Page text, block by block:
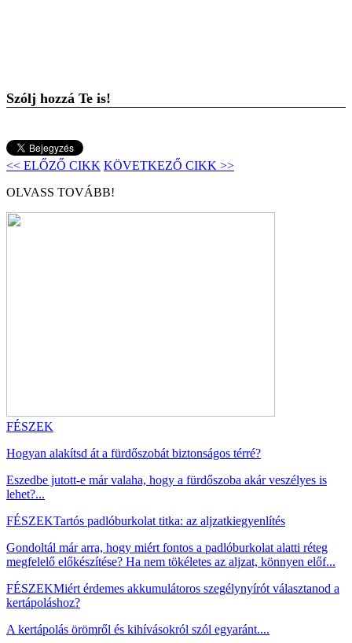
Szólj hozzá Te is!
<< ELŐZŐ CIKK KÖVETKEZŐ CIKK >>
OLVASS TOVÁBB!
FÉSZEK
Hogyan alakítsd át a fürdőszobát biztonságos térré?
Eszedbe jutott-e már valaha, hogy a fürdőszoba akár veszélyes is
lehet?...
FÉSZEKTartós padlóburkolat titka: az aljzatkiegyenlítés
Gondoltál már arra, hogy miért fontos a padlóburkolat alatti réteg
megfelelő előkészítése? Ha nem tökéletes az aljzat, könnyen előf...
FÉSZEKMiért érdemes akkumulátoros szegélynyírót választanod a
kertápoláshoz?
A kertápolás örömről és kihívásokról szól egyaránt....